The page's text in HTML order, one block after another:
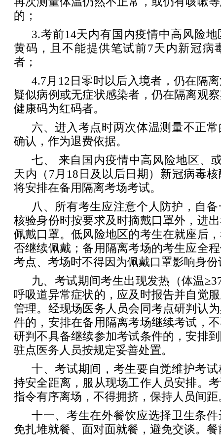
的；
3.考前14天内有国内疫情中高风险
黄码，且不能提供笔试前7天内新冠病
者；
4.7月12日零时以后入境者，仍在隔
疑似病例或无症状感染者，仍在隔离观
健康码为红码者。
六、进入考点时两次体温测量不正
确认，作为退费依据。
七、 来自国内疫情中高风险地区、
天内（7月18日及以后日期）新冠病毒
将安排在备用隔离考场考试。
八、所有考生应注意个人防护，自
核验身份时按要求及时摘戴口罩外，进
佩戴口罩。低风险地区的考生在就座后
否继续佩戴；备用隔离考场的考生应全
考点、考场时不得因为佩戴口罩影响身份
九、考试期间考生出现发热（体温
呼吸道异常症状的，应及时报告并自觉
管理。经现场医务人员会同考点研判认
件的，安排在备用隔离考场继续考试，
研判不具备继续参加考试条件的，安排
驻点医务人员按规定妥善处置。
十、考试期间，考生要自觉维护考
持安全距离，服从现场工作人员安排。
指令有序离场，不得拥挤，保持人员间距
十一、考生在外餐饮应选择卫生条
免扎堆就餐、面对面就餐，避免交谈。